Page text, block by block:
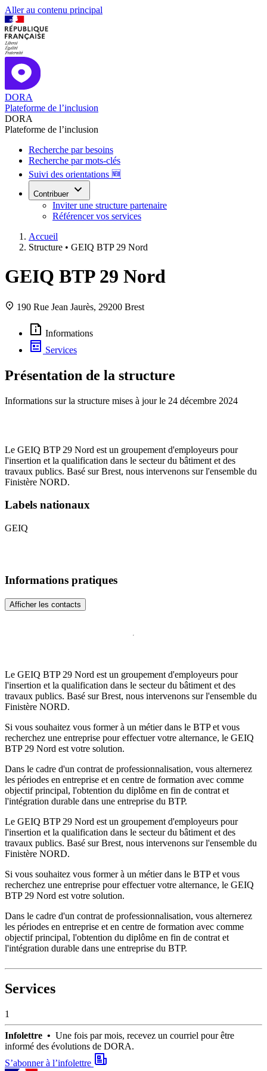
Aller au contenu principal
DORA
Plateforme de l’inclusion
DORA
Plateforme de l’inclusion
Recherche par besoins
Recherche par mots-clés
Suivi des orientations 🆕
Contribuer
Inviter une structure partenaire
Référencer vos services
Accueil
Structure • GEIQ BTP 29 Nord
GEIQ BTP 29 Nord
190 Rue Jean Jaurès, 29200 Brest
Informations
Services
Présentation de la structure
Informations sur la structure mises à jour le 24 décembre 2024
Le GEIQ BTP 29 Nord est un groupement d'employeurs pour
l'insertion et la qualification dans le secteur du bâtiment et des
travaux publics. Basé sur Brest, nous intervenons sur l'ensemble du
Finistère NORD.
Labels nationaux
GEIQ
Le GEIQ BTP 29 Nord est un groupement d'employeurs pour
l'insertion et la qualification dans le secteur du bâtiment et des
travaux publics. Basé sur Brest, nous intervenons sur l'ensemble du
Finistère NORD.
Si vous souhaitez vous former à un métier dans le BTP et vous
recherchez une entreprise pour effectuer votre alternance, le GEIQ
BTP 29 Nord est votre solution.
Dans le cadre d'un contrat de professionnalisation, vous alternerez
les périodes en entreprise et en centre de formation avec comme
objectif principal, l'obtention du diplôme en fin de contrat et
l'intégration durable dans une entreprise du BTP.
Le GEIQ BTP 29 Nord est un groupement d'employeurs pour
l'insertion et la qualification dans le secteur du bâtiment et des
travaux publics. Basé sur Brest, nous intervenons sur l'ensemble du
Finistère NORD.
Si vous souhaitez vous former à un métier dans le BTP et vous
recherchez une entreprise pour effectuer votre alternance, le GEIQ
BTP 29 Nord est votre solution.
Dans le cadre d'un contrat de professionnalisation, vous alternerez
les périodes en entreprise et en centre de formation avec comme
objectif principal, l'obtention du diplôme en fin de contrat et
l'intégration durable dans une entreprise du BTP.
Informations pratiques
Afficher les contacts
Services
1
Infolettre • Une fois par mois, recevez un courriel pour être
informé des évolutions de DORA.
S’abonner à l’infolettre